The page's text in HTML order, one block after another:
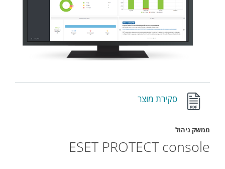
סקירת מוצר
ממשק ניהול
ESET PROTECT console